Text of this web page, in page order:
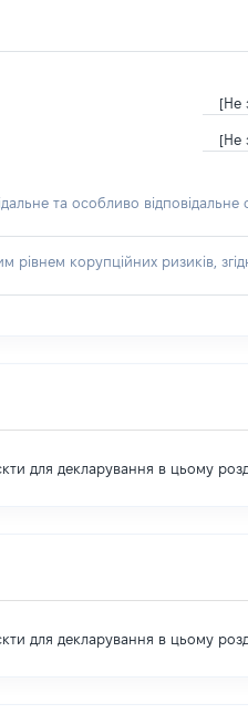
[Не
[Не
та особливо
корупційних ризиків,
для декларування в цьому
для декларування в цьому